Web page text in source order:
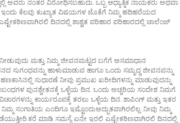
ಅವರು ನಂತರ ವಿರೋಧಿಸಬಹುದು. ಒಬ್ಬ ಆಧ್ಯಾತ್ಮಿಕ ನಾಯಕರು ಅಥವಾ
ಇಂದು ಕೆಲವು ಕುಖ್ಯಾತ ವಿಷಯಗಳ ಜೊತೆಗೆ ನಿಮ್ಮ ಹದಿಹರೆಯದ
ದಿನದಲ್ಲಿ ಶಾಶ್ವತ ಪರಿಹಾರ ಪರಿಹಾರದಲ್ಲಿ ಚಾಲೆಂಜ್
ಮತ್ತು ನಿಮ್ಮ ಜೀವನಮಟ್ಟದ ಬಗೆಗೆ ಅಸಮಾಧಾನ
ಸುಗಂಧವನ್ನು ಹಾಳುಮಾಡುವ ಹಾಗೂ ಒಂದು ಸಮೃದ್ಧ ಜೀವನವನ್ನು
ಸುಧಾರಣೆ ನೀವು ಪ್ರಮುಖ ಖರೀದಿಗಳನ್ನು ಮಾಡುವುದನ್ನು
ಪುನಶ್ಚೇತನಕ್ಕೆ ಒಳ್ಳೆಯ ದಿನ. ಒಂದು ಅಚ್ಚರಿಯ ಸಂದೇಶ ನಿಮಗೆ
ಕಾರ್ಯರೂಪಕ್ಕೆ ತರಲು ಒಳ್ಳೆಯ ದಿನ. ಶಾಪಿಂಗ್ ಮತ್ತು ಇತರ
ಸಂಗಾತಿಯ ಎಂದಿಗೂ ಇಷ್ಟೊಂದುಅದ್ಭುತವಾಗಿರಲಿಲ್ಲ. ನೀವು ನಿಮ್ಮ
ಮಾಡಿ ಸಮಸ್ಯೆ ಏನೇ ಇರಲಿ ಎಷ್ಟೇಕಠಿಣವಾಗಿರಲಿ ದಿನದಲ್ಲಿ